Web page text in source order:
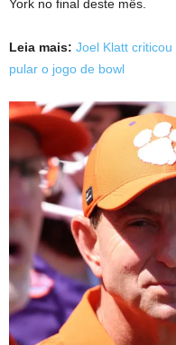
York no final deste mês.
Leia mais: Joel Klatt
pular o jogo de bowl